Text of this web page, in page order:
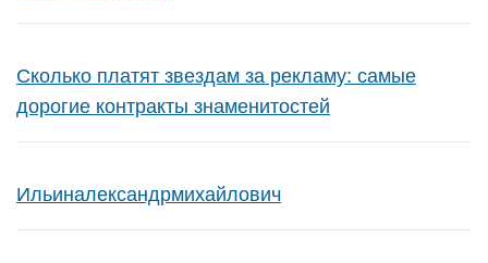
Сколько платят звездам за рекламу: самые
дорогие контракты знаменитостей
Ильиналександрмихайлович